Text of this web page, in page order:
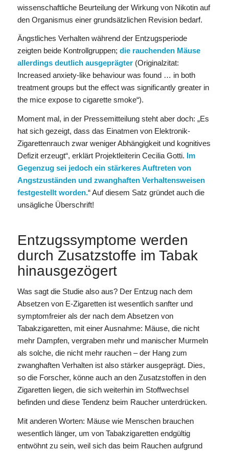
wissenschaftliche Beurteilung der Wirkung von Nikotin auf
den Organismus einer grundsätzlichen Revision bedarf.
Ängstliches Verhalten während der Entzugsperiode
zeigten beide Kontrollgruppen; die rauchenden Mäuse
allerdings deutlich ausgeprägter(Originalzitat:
Increased anxiety-like behaviour was found … in both
treatment groups but the effect was significantly greater in
the mice expose to cigarette smoke“).
Moment mal, in der Pressemitteilung steht aber doch: „Es
hat sich gezeigt, dass das Einatmen von Elektronik-
Zigarettenrauch zwar weniger Abhängigkeit und kognitives
Defizit erzeugt“, erklärt Projektleiterin Cecilia Gotti. Im
Gegenzug sei jedoch ein stärkeres Auftreten von
Angstzuständen und zwanghaften Verhaltensweisen
festgestellt worden.“ Auf diesem Satz gründet auch die
unsägliche Überschrift!
Entzugssymptome werden
durch Zusatzstoffe im Tabak
hinausgezögert
Was sagt die Studie also aus? Der Entzug nach dem
Absetzen von E-Zigaretten ist wesentlich sanfter und
symptomfreier als der nach dem Absetzen von
Tabakzigaretten, mit einer Ausnahme: Mäuse, die nicht
mehr Dampfen, vergraben mehr und manischer Murmeln
als solche, die nicht mehr rauchen – der Hang zum
zwanghaften Verhalten ist also stärker ausgeprägt. Dies,
so die Forscher, könne auch an den Zusatzstoffen in den
Zigaretten liegen, die sich weiterhin im Stoffwechsel
befinden und diese Tendenz beim Raucher unterdrücken.
Mit anderen Worten: Mäuse wie Menschen brauchen
wesentlich länger, um von Tabakzigaretten endgültig
entwöhnt zu sein, weil sich das beim Rauchen aufgrund